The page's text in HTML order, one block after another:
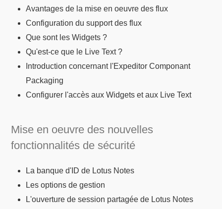
Avantages de la mise en oeuvre des flux
Configuration du support des flux
Que sont les Widgets ?
Qu'est-ce que le Live Text ?
Introduction concernant l'Expeditor Componant
Packaging
Configurer l'accès aux Widgets et aux Live Text
Mise en oeuvre des nouvelles
fonctionnalités de sécurité
La banque d'ID de Lotus Notes
Les options de gestion
L'ouverture de session partagée de Lotus Notes